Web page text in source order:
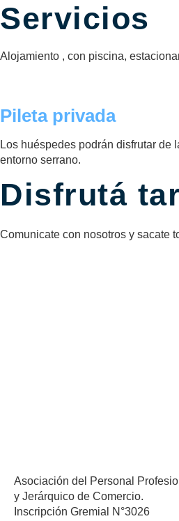
Servicios
Alojamiento , con piscina,
Pileta privada
Los huéspedes podrán disfrutar
entorno serrano.
Disfrutá
Comunicate con nosotros y sacate
Asociación del Personal
y Jerárquico de Comercio.
Inscripción Gremial N°3026